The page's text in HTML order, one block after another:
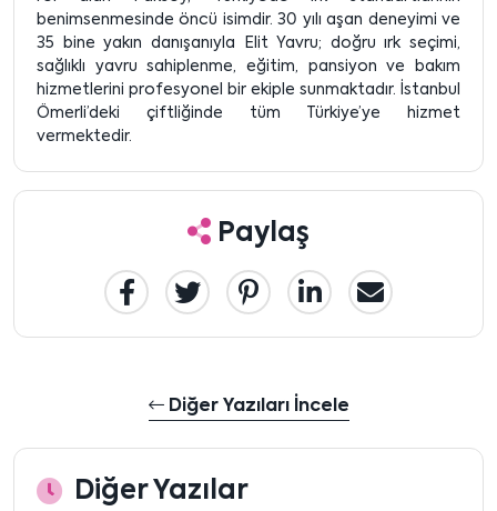
benimsenmesinde öncü isimdir. 30 yılı aşan deneyimi ve
35 bine yakın danışanıyla Elit Yavru; doğru ırk seçimi,
sağlıklı yavru sahiplenme, eğitim, pansiyon ve bakım
hizmetlerini profesyonel bir ekiple sunmaktadır. İstanbul
Ömerli’deki çiftliğinde tüm Türkiye’ye hizmet
vermektedir.
Paylaş
Diğer Yazıları İncele
Diğer Yazılar